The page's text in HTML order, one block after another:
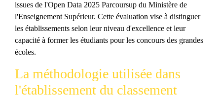
issues de l'Open Data 2025 Parcoursup du Ministère de
l'Enseignement Supérieur. Cette évaluation vise à distinguer
les établissements selon leur niveau d'excellence et leur
capacité à former les étudiants pour les concours des grandes
écoles.
La méthodologie utilisée dans
l'établissement du classement